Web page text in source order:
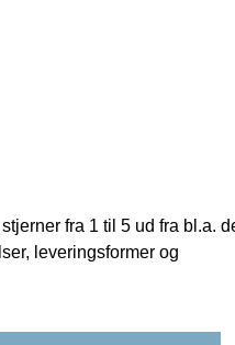
fra 1 til 5 ud fra bl.a.
leveringsformer og